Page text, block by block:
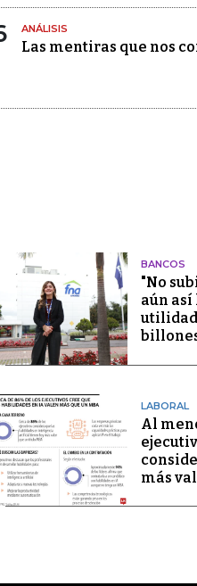
ANÁLISIS
Las mentiras que nos
BANCOS
"No
aún así
LABORAL
Al
más